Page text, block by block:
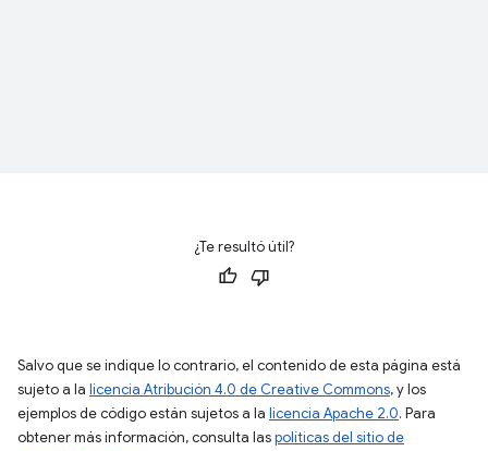
¿Te resultó útil?
Salvo que se indique lo contrario, el contenido de esta página está
sujeto a la licencia Atribución 4.0 de Creative Commons, y los
ejemplos de código están sujetos a la licencia Apache 2.0. Para
obtener más información, consulta laspolíticas del sitio de